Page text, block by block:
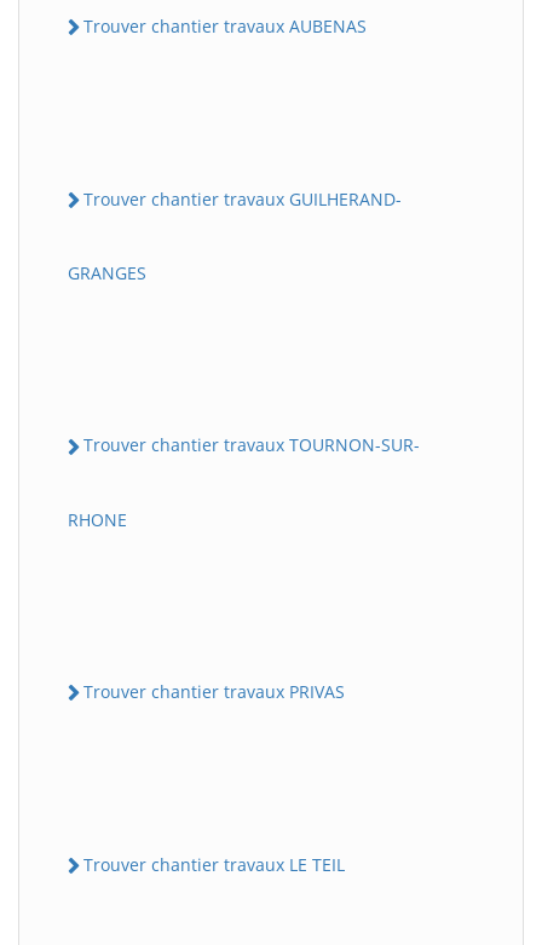
Trouver chantier travaux AUBENAS
Trouver chantier travaux GUILHERAND-
GRANGES
Trouver chantier travaux TOURNON-SUR-
RHONE
Trouver chantier travaux PRIVAS
Trouver chantier travaux LE TEIL